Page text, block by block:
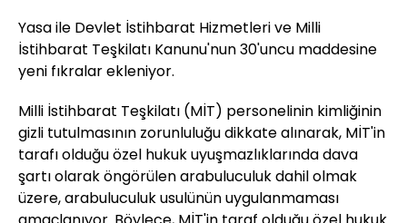
Yasa ile Devlet İstihbarat Hizmetleri ve Milli
İstihbarat Teşkilatı Kanunu'nun 30'uncu maddesine
yeni fıkralar ekleniyor.
Milli İstihbarat Teşkilatı (MİT) personelinin kimliğinin
gizli tutulmasının zorunluluğu dikkate alınarak, MİT'in
tarafı olduğu özel hukuk uyuşmazlıklarında dava
şartı olarak öngörülen arabuluculuk dahil olmak
üzere, arabuluculuk usulünün uygulanmaması